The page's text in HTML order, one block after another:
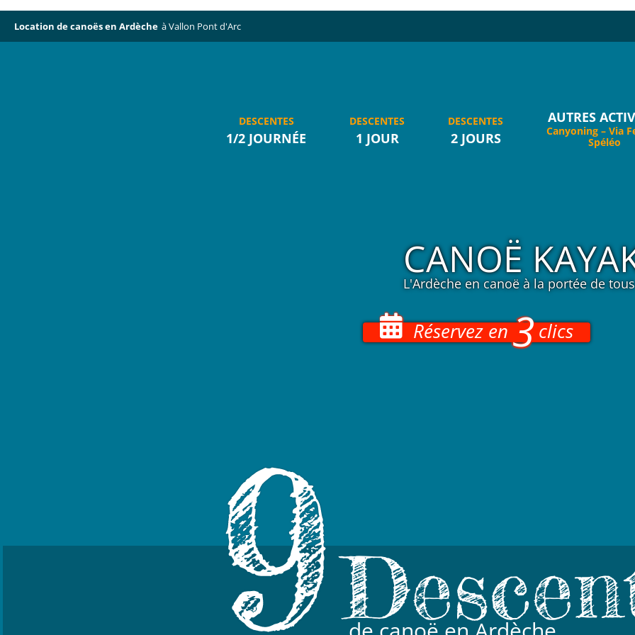
Passer
contenu
Location de canoës en Ardèche à Vallon Pont d'Arc
DESCENTES
1/2 JOURNÉE
DESCENTES
1 JOUR
DESCENTES
2 JOURS
AUTRES
Canyoning – Via
Spéléo
CANOË
L'Ardèche en canoë à la portée de tous
Réservez en3clics
9